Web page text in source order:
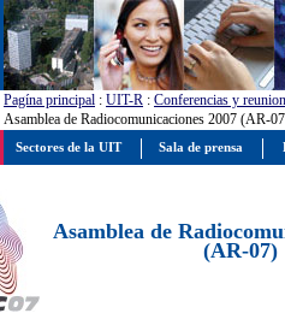
Pagína principal : UIT-R : Conferencias y
Asamblea de Radiocomunicaciones 2007 (AR-
Asamblea de
(AR-07)
Sectores de la UIT Sala de prensa